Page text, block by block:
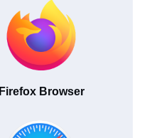
Firefox Browser